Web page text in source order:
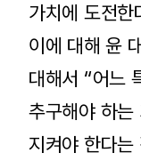
가치에 도전한
이에 대해 윤
대해서 “어느
추구해야 하는
지켜야 한다는